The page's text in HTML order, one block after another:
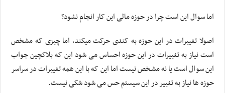
اما سوال این است چرا در حوزه مالی این کار انجام نشود؟
اصولا تغییرات در این حوزه به کندی حرکت میکند، اما چیزی که مشخص
است نیاز به تغییرات در این حوزه احساس می شود این که بلاکچین جواب
این سوال است یا نه مشخص نیست اما این که با این همه تغییرات در سراسر
حوزه ها نیاز به تغییر در این سیستم حس می شود شکی نیست.